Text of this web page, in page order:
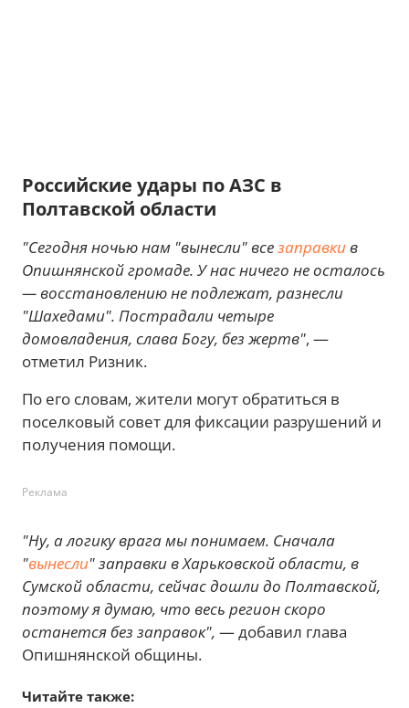
Российские удары по АЗС в
Полтавской области
"Сегодня ночью нам "вынесли" всезаправкив
Опишнянской громаде. У нас ничего не осталось
— восстановлению не подлежат, разнесли
"Шахедами". Пострадали четыре
домовладения, слава Богу, без жертв", —
отметил Ризник.
По его словам, жители могут обратиться в
поселковый совет для фиксации разрушений и
получения помощи.
Реклама
"Ну, а логику врага мы понимаем. Сначала
"вынесли" заправки в Харьковской области, в
Сумской области, сейчас дошли до Полтавской,
поэтому я думаю, что весь регион скоро
останется без заправок", — добавил глава
Опишнянской общины.
Читайте также: